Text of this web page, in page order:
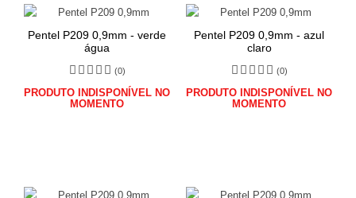
Pentel P209 0,9mm - verde
água
(0)
PRODUTO INDISPONÍVEL NO
MOMENTO
Pentel P209 0,9mm - azul
claro
(0)
PRODUTO INDISPONÍVEL NO
MOMENTO